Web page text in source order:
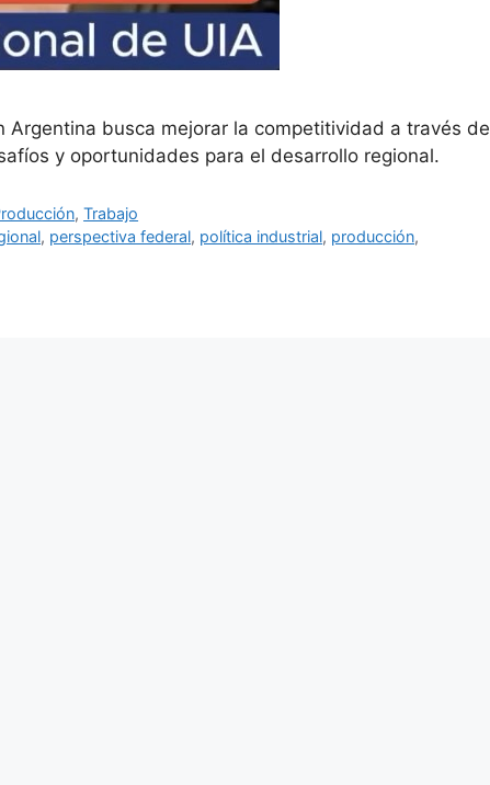
Argentina busca mejorar la competitividad a través de
y oportunidades para el desarrollo regional.
,Trabajo
, perspectiva federal, política industrial, producción,